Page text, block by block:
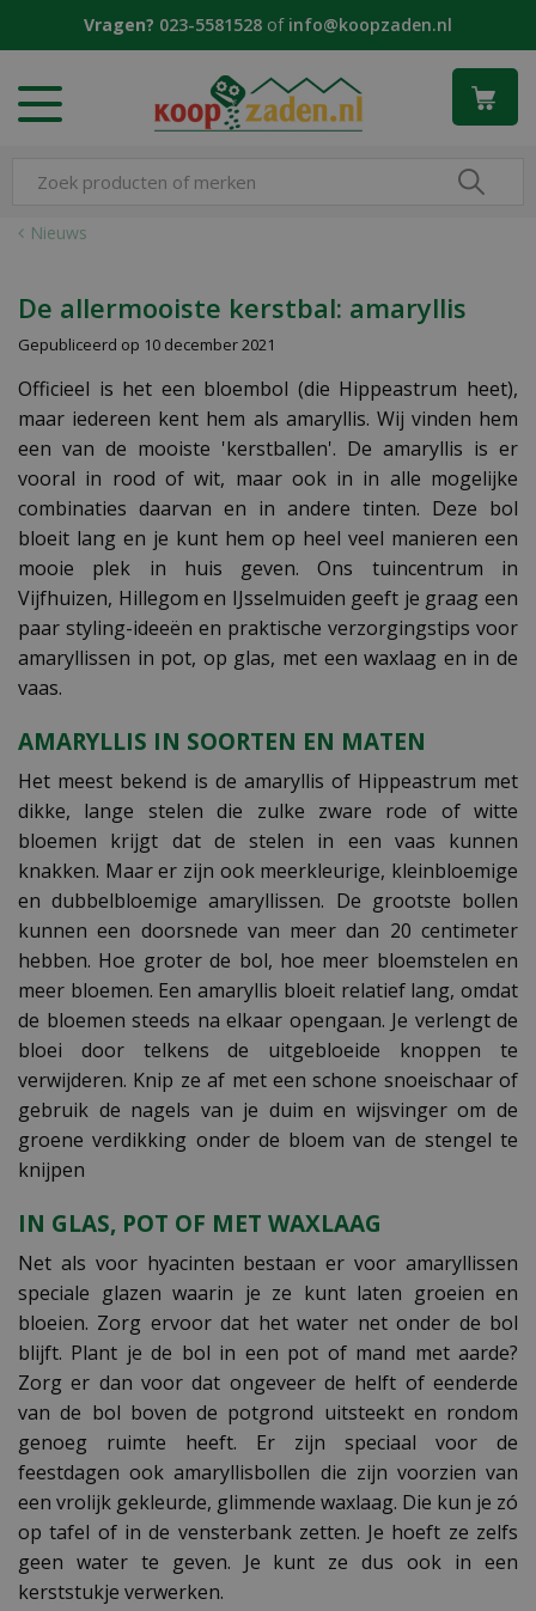
Nieuws
Vragen? 023-5581528 of info@koopzaden.nl
De allermooiste kerstbal: amaryllis
Gepubliceerd op 10 december 2021
Officieel is het een bloembol (die Hippeastrum heet),
maar iedereen kent hem als amaryllis. Wij vinden hem
een van de mooiste 'kerstballen'. De amaryllis is er
vooral in rood of wit, maar ook in in alle mogelijke
combinaties daarvan en in andere tinten. Deze bol
bloeit lang en je kunt hem op heel veel manieren een
mooie plek in huis geven. Ons tuincentrum in
Vijfhuizen, Hillegom en IJsselmuiden geeft je graag een
paar styling-ideeën en praktische verzorgingstips voor
amaryllissen in pot, op glas, met een waxlaag en in de
vaas.
AMARYLLIS IN SOORTEN EN MATEN
Het meest bekend is de amaryllis of Hippeastrum met
dikke, lange stelen die zulke zware rode of witte
bloemen krijgt dat de stelen in een vaas kunnen
knakken. Maar er zijn ook meerkleurige, kleinbloemige
en dubbelbloemige amaryllissen. De grootste bollen
kunnen een doorsnede van meer dan 20 centimeter
hebben. Hoe groter de bol, hoe meer bloemstelen en
meer bloemen. Een amaryllis bloeit relatief lang, omdat
de bloemen steeds na elkaar opengaan. Je verlengt de
bloei door telkens de uitgebloeide knoppen te
verwijderen. Knip ze af met een schone snoeischaar of
gebruik de nagels van je duim en wijsvinger om de
groene verdikking onder de bloem van de stengel te
knijpen
IN GLAS, POT OF MET WAXLAAG
Net als voor hyacinten bestaan er voor amaryllissen
speciale glazen waarin je ze kunt laten groeien en
bloeien. Zorg ervoor dat het water net onder de bol
blijft. Plant je de bol in een pot of mand met aarde?
Zorg er dan voor dat ongeveer de helft of eenderde
van de bol boven de potgrond uitsteekt en rondom
genoeg ruimte heeft. Er zijn speciaal voor de
feestdagen ook amaryllisbollen die zijn voorzien van
een vrolijk gekleurde, glimmende waxlaag. Die kun je zó
op tafel of in de vensterbank zetten. Je hoeft ze zelfs
geen water te geven. Je kunt ze dus ook in een
kerststukje verwerken.